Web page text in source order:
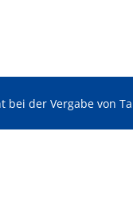
bei der Vergabe von